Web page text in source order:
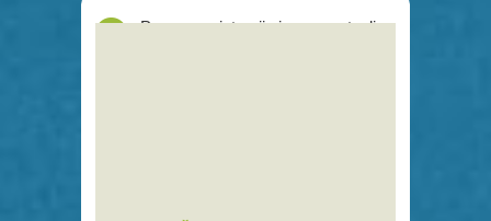
Proces registracije je poenostavljen